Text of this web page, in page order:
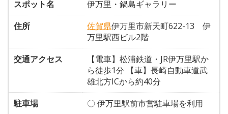
スポット名
伊万里・鍋島ギャラリー
住所
佐賀県伊万里市新天町622-13 伊
万里駅西ビル2階
交通アクセス
【電車】松浦鉄道・JR伊万里駅か
ら徒歩1分 【車】長崎自動車道武
雄北方ICから約40分
駐車場
〇 伊万里駅前市営駐車場を利用